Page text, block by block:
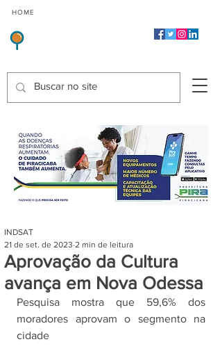
HOME
Aprovação da Cultura
avança em Nova Odessa
INDSAT
21 de set. de 2023 2 min de leitura
Pesquisa mostra que 59,6% dos
moradores aprovam o segmento na
cidade